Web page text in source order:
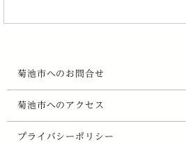
菊池市へのお問合せ
菊池市へのアクセス
プライバシーポリシー